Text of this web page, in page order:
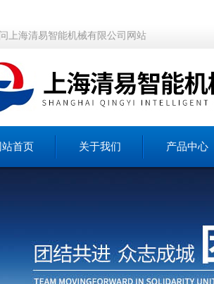
上海清易智能机械有限公司网站
站首页 关于我们 产品中心